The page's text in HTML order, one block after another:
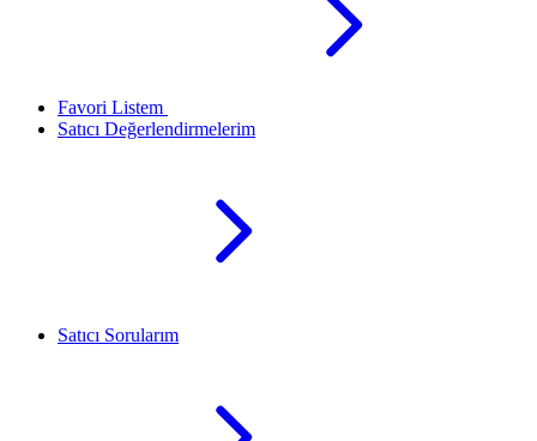
Favori Listem
Satıcı Değerlendirmelerim
Satıcı Sorularım